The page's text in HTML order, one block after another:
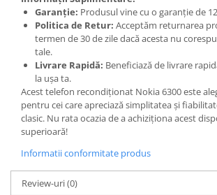
HTC
Huawei
Nokia
Oppo
Samsung
Sony
Rama mijloc telefon
Allview
Allview
Garanție: Produsul vine cu o garanție de
Politica de Retur: Acceptăm returnarea
termen de 30 de zile dacă acesta nu
tale.
Livrare Rapidă: Beneficiază de livrare
la ușa ta.
Acest telefon recondiționat Nokia 6300 este
pentru cei care apreciază simplitatea și
clasic. Nu rata ocazia de a achiziționa acest
superioară!
Informatii conformitate produs
Review-uri(0)